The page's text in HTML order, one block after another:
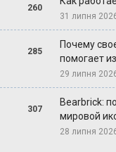
260
31 липня
285
Почему
помогает
29 липня
307
Bearbrick:
мировой
28 липня